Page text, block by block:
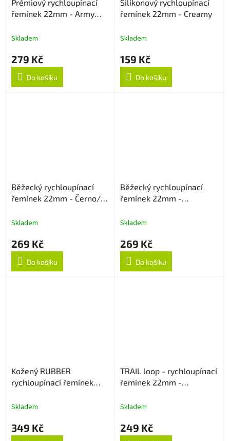
Prémiový rychloupínací
řemínek 22mm - Army
Skladem
279 Kč
Do košíku
Silikonový rychloupínací
řemínek 22mm - Creamy
Skladem
159 Kč
Do košíku
Běžecký rychloupínací
řemínek 22mm - Černo/
Skladem
269 Kč
Do košíku
Běžecký rychloupínací
řemínek 22mm -
Skladem
269 Kč
Do košíku
Kožený RUBBER
rychloupínací řemínek
Skladem
349 Kč
TRAIL loop - rychloupínací
řemínek 22mm -
Skladem
249 Kč